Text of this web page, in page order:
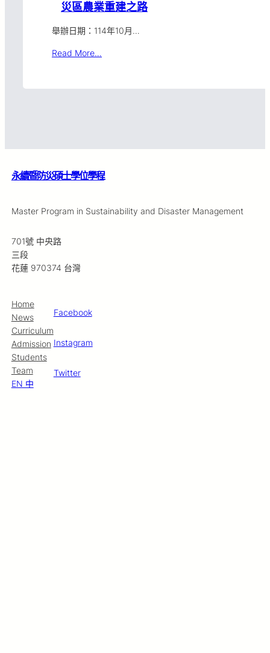
災區農業重建之路
舉辦日期：114年10月…
Read More…
永續暨防災碩士學位學程
Master Program in Sustainability and Disaster Management
701號 中央路
三段
花蓮 970374 台灣
Home
News
Curriculum
Admission
Students
Team
EN 中
Facebook
Instagram
Twitter